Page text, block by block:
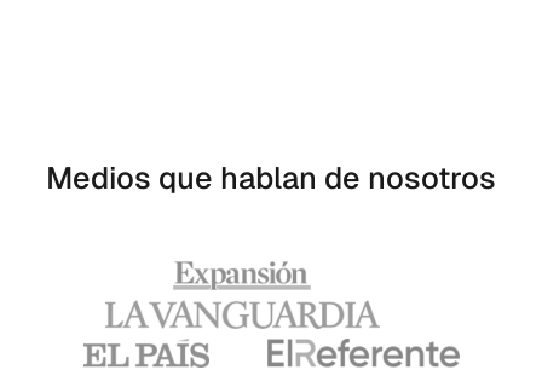
Medios que hablan de nosotros